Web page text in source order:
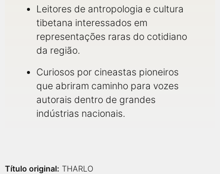
Leitores de antropologia e cultura
tibetana interessados em
representações raras do cotidiano
da região.
Curiosos por cineastas pioneiros
que abriram caminho para vozes
autorais dentro de grandes
indústrias nacionais.
Título original: THARLO